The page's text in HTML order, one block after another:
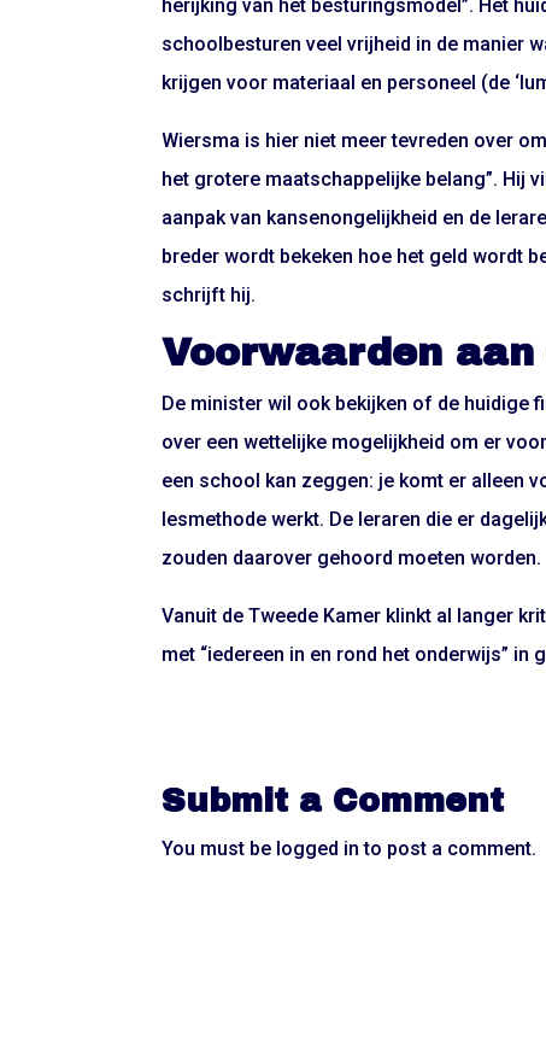
herijking van het besturingsmodel”. Het
schoolbesturen veel vrijheid in de manier
krijgen voor materiaal en personeel (de
Wiersma is hier niet meer tevreden over
het grotere maatschappelijke belang”. Hij
aanpak van kansenongelijkheid en de
breder wordt bekeken hoe het geld wordt
schrijft hij.
Voorwaarden
De minister wil ook bekijken of de huidige
over een wettelijke mogelijkheid om er
een school kan zeggen: je komt er alleen
lesmethode werkt. De leraren die er
zouden daarover gehoord moeten worden.
Vanuit de Tweede Kamer klinkt al langer
met “iedereen in en rond het onderwijs” in
Submit a Comment
You must be logged in to post a comment.